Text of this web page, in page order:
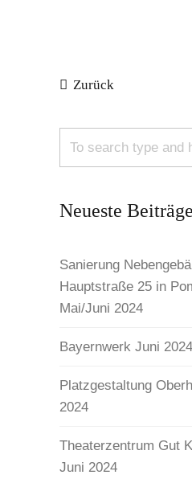
Zurück
Neueste Beiträge
Sanierung
Hauptstraße 25 in
Mai/Juni 2024
Bayernwerk Juni 2024
Platzgestaltung
2024
Theaterzentrum Gut
Juni 2024